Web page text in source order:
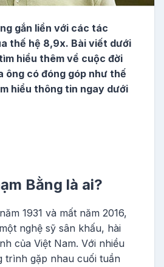
gắn liền với các tác
thế hệ 8,9x. Bài viết dưới
hiểu thêm về cuộc đời
ông có đóng góp như thế
hiểu thông tin ngay dưới
Bằng là ai?
1931 và mất năm 2016,
nghệ sỹ sân khấu, hài
của Việt Nam. Với nhiều
trình gặp nhau cuối tuần